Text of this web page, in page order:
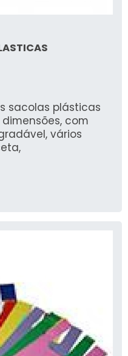
sacolas plásticas
com
vários